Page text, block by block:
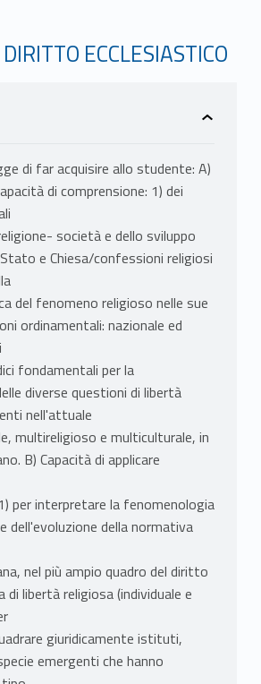
ECCLESIASTICO
di far acquisire allo studente: A)
di comprensione: 1) dei
società e dello sviluppo
e Chiesa/confessioni religiosi
del fenomeno religioso nelle sue
ordinamentali: nazionale ed
fondamentali per la
diverse questioni di libertà
nell'attuale
multireligioso e multiculturale, in
B) Capacità di applicare
per interpretare la fenomenologia
dell'evoluzione della normativa
nel più ampio quadro del diritto
di libertà religiosa (individuale e
giuridicamente istituti,
emergenti che hanno